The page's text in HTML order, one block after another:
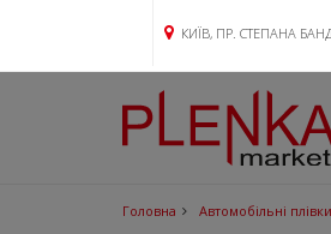
КИЇВ, ПР. СТЕПАНА
Головна Автомобільні плівки